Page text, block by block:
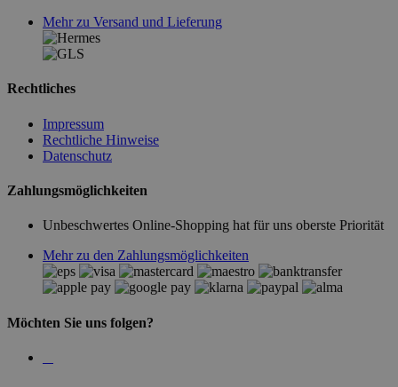
Mehr zu Versand und Lieferung
Rechtliches
Impressum
Rechtliche Hinweise
Datenschutz
Zahlungsmöglichkeiten
Unbeschwertes Online-Shopping hat für uns oberste Priorität
Mehr zu den Zahlungsmöglichkeiten
Möchten Sie uns folgen?